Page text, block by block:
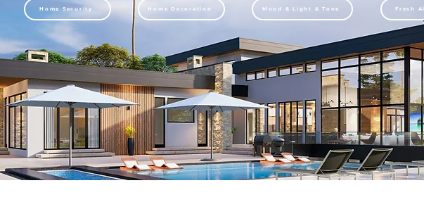
Home Security Mood & Light & Tone
Home Decoration Fresh